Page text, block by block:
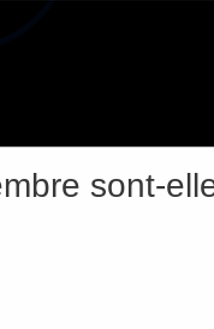
sont-